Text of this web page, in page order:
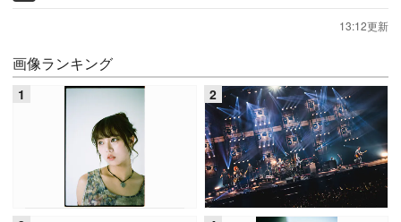
13:12更新
画像ランキング